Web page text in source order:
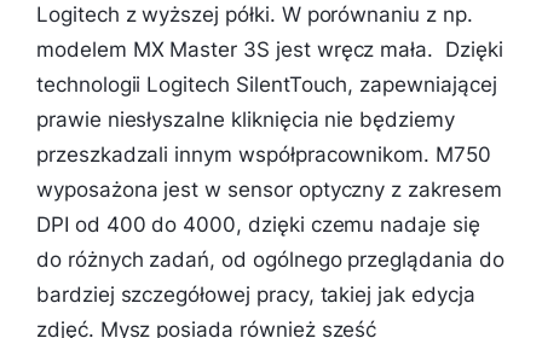
Logitech z wyższej półki. W porównaniu z np.
modelem MX Master 3S jest wręcz mała. Dzięki
technologii Logitech SilentTouch, zapewniającej
prawie niesłyszalne kliknięcia nie będziemy
przeszkadzali innym współpracownikom. M750
wyposażona jest w sensor optyczny z zakresem
DPI od 400 do 4000, dzięki czemu nadaje się
do różnych zadań, od ogólnego przeglądania do
bardziej szczegółowej pracy, takiej jak edycja
zdjęć. Mysz posiada również sześć